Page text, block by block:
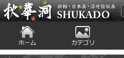
秋華洞 SHUKADO 掛軸・日本画・浮世
ホーム カテゴリ